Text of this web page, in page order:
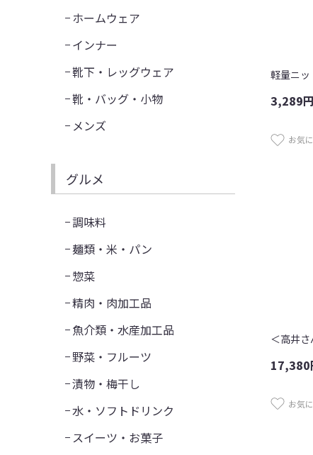
軽量ニッ
3,289円
お気
17,380
お気
ホームウェア
インナー
靴下・レッグウェア
靴・バッグ・小物
メンズ
グルメ
調味料
麺類・米・パン
惣菜
精肉・肉加工品
魚介類・水産加工品
野菜・フルーツ
漬物・梅干し
水・ソフトドリンク
スイーツ・お菓子